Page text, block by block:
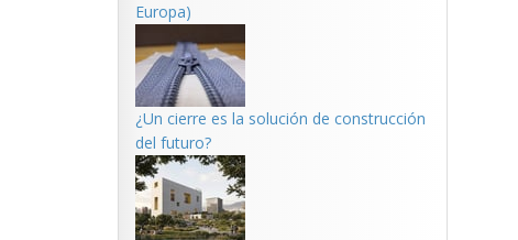
Europa)
¿Un cierre es la solución de construcción
del futuro?